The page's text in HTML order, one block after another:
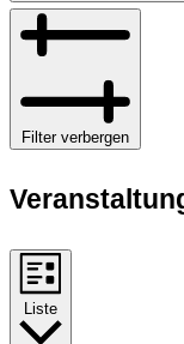
Filter verbergen
Liste